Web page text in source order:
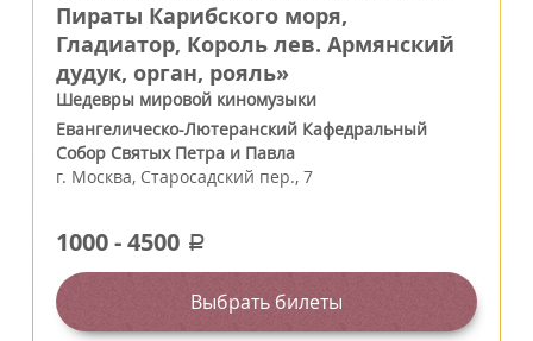
Пираты Карибского моря,
Гладиатор, Король лев. Армянский
дудук, орган, рояль»
Шедевры мировой киномузыки
Евангелическо-Лютеранский Кафедральный
Собор Святых Петра и Павла
г. Москва, Старосадский пер., 7
1000-4500 a
Выбрать билеты